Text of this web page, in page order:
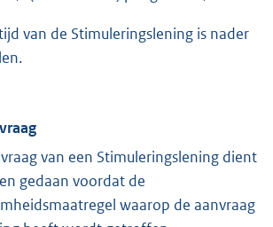
van de Stimuleringslening is nader
van een Stimuleringslening dient
gedaan voordat de
waarop de aanvraag